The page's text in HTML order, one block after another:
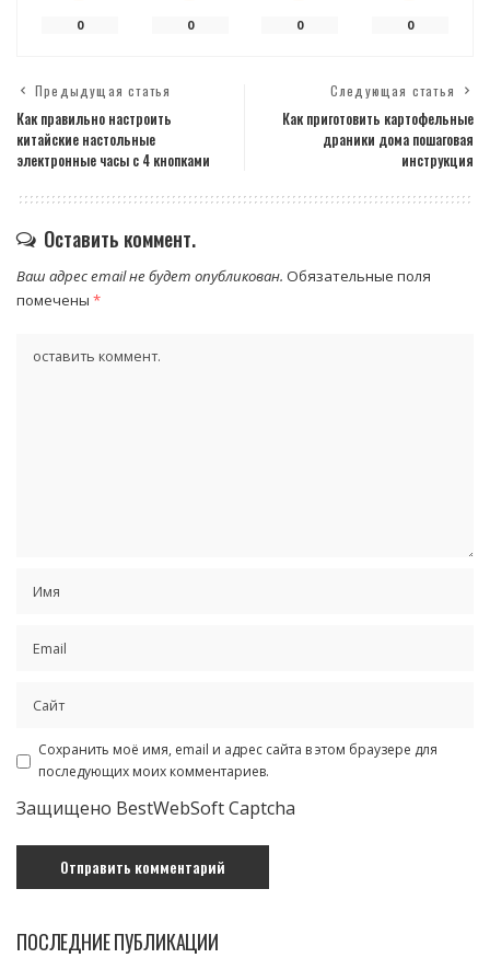
0 0 0 0
Предыдущая статья
Как правильно настроить
китайские настольные
электронные часы с 4 кнопками
Следующая статья
Как приготовить картофельные
драники дома пошаговая
инструкция
Оставить коммент.
Ваш адрес email не будет опубликован. Обязательные поля
помечены *
Сохранить моё имя, email и адрес сайта в этом браузере для
последующих моих комментариев.
Защищено BestWebSoft Captcha
ПОСЛЕДНИЕ ПУБЛИКАЦИИ